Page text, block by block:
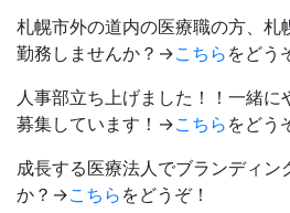
札幌市外の道内の医療職の方、札
勤務しませんか？→こちら をどう
人事部立ち上げました！！一緒
募集しています！→こちら をどう
成長する医療法人でブランディン
か？→こちら をどうぞ！